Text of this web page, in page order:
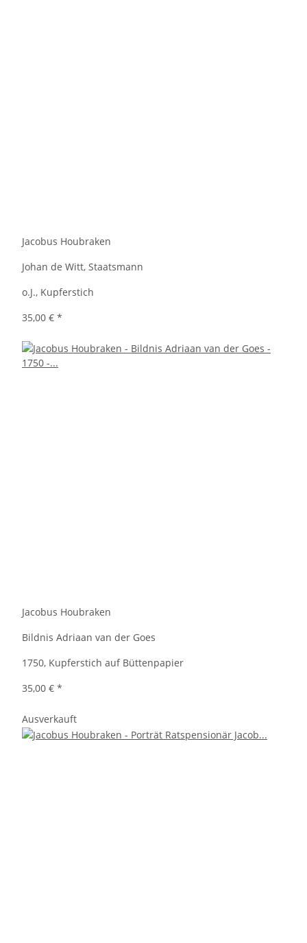
Jacobus Houbraken
Johan de Witt, Staatsmann
o.J., Kupferstich
35,00 € *
Jacobus Houbraken
Bildnis Adriaan van der Goes
1750, Kupferstich auf Büttenpapier
35,00 € *
Ausverkauft